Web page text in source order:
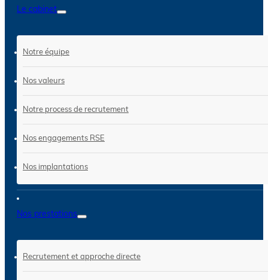
Le cabinet
Notre équipe
Nos valeurs
Notre process de recrutement
Nos engagements RSE
Nos implantations
Nos prestations
Recrutement et approche directe